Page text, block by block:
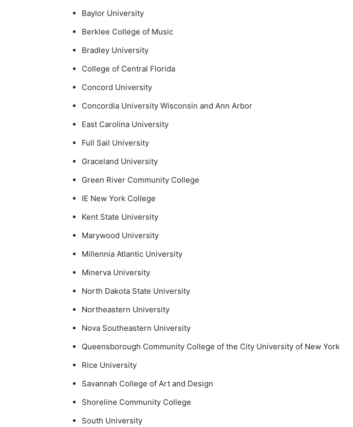
Baylor University
Berklee College of Music
Bradley University
College of Central Florida
Concord University
Concordia University Wisconsin and Ann Arbor
East Carolina University
Full Sail University
Graceland University
Green River Community College
IE New York College
Kent State University
Marywood University
Millennia Atlantic University
Minerva University
North Dakota State University
Northeastern University
Nova Southeastern University
Queensborough Community College of the City University of New York
Rice University
Savannah College of Art and Design
Shoreline Community College
South University